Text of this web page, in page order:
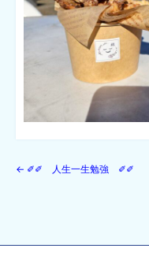
← ✐✐ 人生一生勉強 ✐✐